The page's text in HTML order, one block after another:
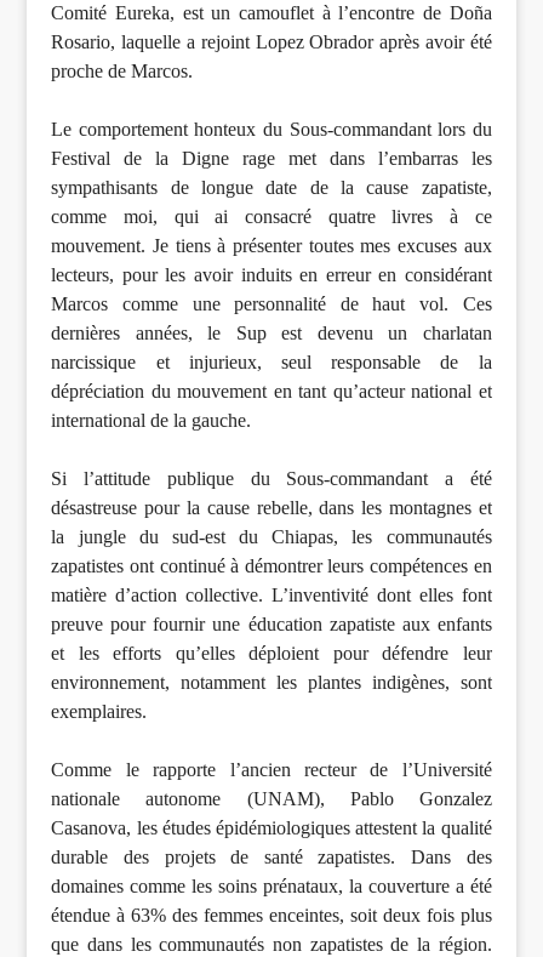
Comité Eureka, est un camouflet à l’encontre de Doña
Rosario, laquelle a rejoint Lopez Obrador après avoir été
proche de Marcos.
Le comportement honteux du Sous-commandant lors du
Festival de la Digne rage met dans l’embarras les
sympathisants de longue date de la cause zapatiste,
comme moi, qui ai consacré quatre livres à ce
mouvement. Je tiens à présenter toutes mes excuses aux
lecteurs, pour les avoir induits en erreur en considérant
Marcos comme une personnalité de haut vol. Ces
dernières années, le Sup est devenu un charlatan
narcissique et injurieux, seul responsable de la
dépréciation du mouvement en tant qu’acteur national et
international de la gauche.
Si l’attitude publique du Sous-commandant a été
désastreuse pour la cause rebelle, dans les montagnes et
la jungle du sud-est du Chiapas, les communautés
zapatistes ont continué à démontrer leurs compétences en
matière d’action collective. L’inventivité dont elles font
preuve pour fournir une éducation zapatiste aux enfants
et les efforts qu’elles déploient pour défendre leur
environnement, notamment les plantes indigènes, sont
exemplaires.
Comme le rapporte l’ancien recteur de l’Université
nationale autonome (UNAM), Pablo Gonzalez
Casanova, les études épidémiologiques attestent la qualité
durable des projets de santé zapatistes. Dans des
domaines comme les soins prénataux, la couverture a été
étendue à 63% des femmes enceintes, soit deux fois plus
que dans les communautés non zapatistes de la région.